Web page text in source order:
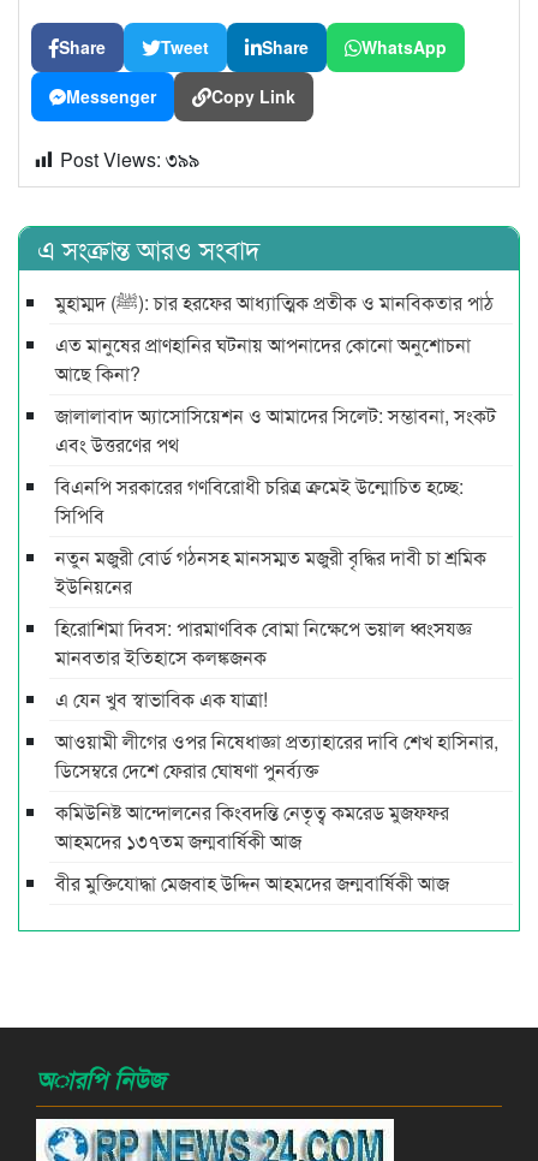
Share Tweet Share WhatsApp
Messenger Copy Link
Post Views: ৩৯৯
এ সংক্রান্ত আরও সংবাদ
মুহাম্মদ (ﷺ): চার হরফের আধ্যাত্মিক প্রতীক ও মানবিকতার পাঠ
এত মানুষের প্রাণহানির ঘটনায় আপনাদের কোনো অনুশোচনা
আছে কিনা?
জালালাবাদ অ্যাসোসিয়েশন ও আমাদের সিলেট: সম্ভাবনা, সংকট
এবং উত্তরণের পথ
বিএনপি সরকারের গণবিরোধী চরিত্র ক্রমেই উন্মোচিত হচ্ছে:
সিপিবি
নতুন মজুরী বোর্ড গঠনসহ মানসম্মত মজুরী বৃদ্ধির দাবী চা শ্রমিক
ইউনিয়নের
হিরোশিমা দিবস: পারমাণবিক বোমা নিক্ষেপে ভয়াল ধ্বংসযজ্ঞ
মানবতার ইতিহাসে কলঙ্কজনক
এ যেন খুব স্বাভাবিক এক যাত্রা!
আওয়ামী লীগের ওপর নিষেধাজ্ঞা প্রত্যাহারের দাবি শেখ হাসিনার,
ডিসেম্বরে দেশে ফেরার ঘোষণা পুনর্ব্যক্ত
কমিউনিষ্ট আন্দোলনের কিংবদন্তি নেতৃত্ব কমরেড মুজফ্ফর
আহমদের ১৩৭তম জন্মবার্ষিকী আজ
বীর মুক্তিযোদ্ধা মেজবাহ উদ্দিন আহমদের জন্মবার্ষিকী আজ
অারপি নিউজ